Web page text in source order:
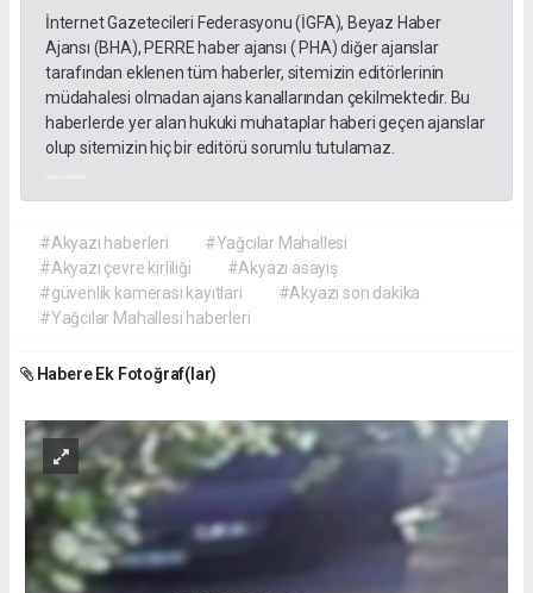
İnternet Gazetecileri Federasyonu (İGFA), Beyaz Haber
Ajansı (BHA), PERRE haber ajansı ( PHA) diğer ajanslar
tarafından eklenen tüm haberler, sitemizin editörlerinin
müdahalesi olmadan ajans kanallarından çekilmektedir. Bu
haberlerde yer alan hukuki muhataplar haberi geçen ajanslar
olup sitemizin hiç bir editörü sorumlu tutulamaz.
#Akyazı haberleri
#Yağcılar Mahallesi
#Akyazı çevre kirliliği
#Akyazı asayiş
#güvenlik kamerası kayıtları
#Akyazı son dakika
#Yağcılar Mahallesi haberleri
Habere Ek Fotoğraf(lar)